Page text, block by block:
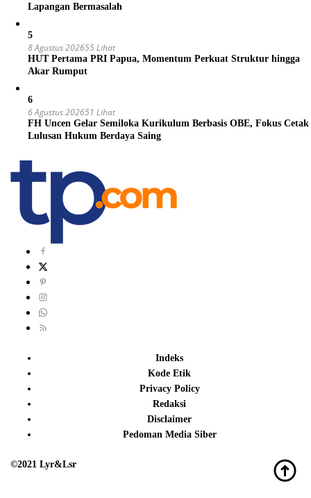
Lapangan Bermasalah
5
8 Agustus 202655 Lihat
HUT Pertama PRI Papua, Momentum Perkuat Struktur hingga
Akar Rumput
6
6 Agustus 202651 Lihat
FH Uncen Gelar Semiloka Kurikulum Berbasis OBE, Fokus Cetak
Lulusan Hukum Berdaya Saing
Indeks
Kode Etik
Privacy Policy
Redaksi
Disclaimer
Pedoman Media Siber
©2021 Lyr&Lsr